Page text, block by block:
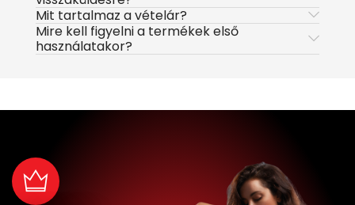
Mit tartalmaz a vételár?
Mire kell figyelni a termékek első
használatakor?